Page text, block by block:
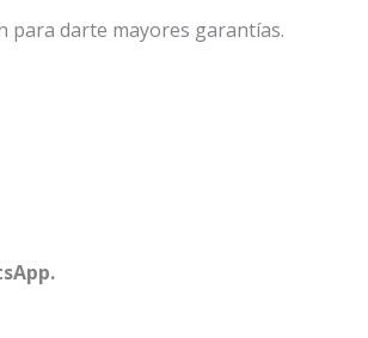
para darte mayores garantías.